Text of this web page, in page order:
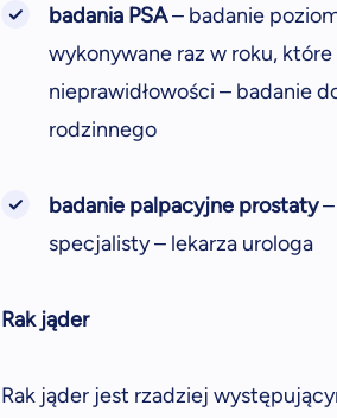
badania PSA– badanie
wykonywane raz w roku,
nieprawidłowości – badanie
rodzinnego
badanie palpacyjne prostaty–
specjalisty – lekarza urologa
Rak jąder
Rak jąder jest rzadziej